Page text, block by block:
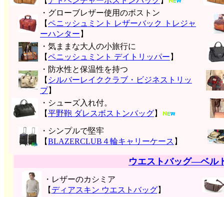
・グローブレザー使用のボストン
【ペニッシュミント レザーバック トレジャ
ーハンター 】
・気ままな大人の小旅行に
【ペニッシュミント デイトリッパー 】
・防水性と保温性を持つ
【 シルバーレイククラブ・ビジネストリッ
プ】
・シューズ入れ付。
【平野鞄 ダレスボストンバッグ】
・シンプルで堅牢
【BLAZERCLUB４輪キャリーケース 】
ウエストバッグ―ベル
・レザーのカシミア
【 ディアスキン ウエストバッグ】